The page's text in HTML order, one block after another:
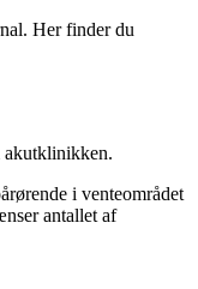
Her finder du
akutklinikken.
i venteområdet
antallet af